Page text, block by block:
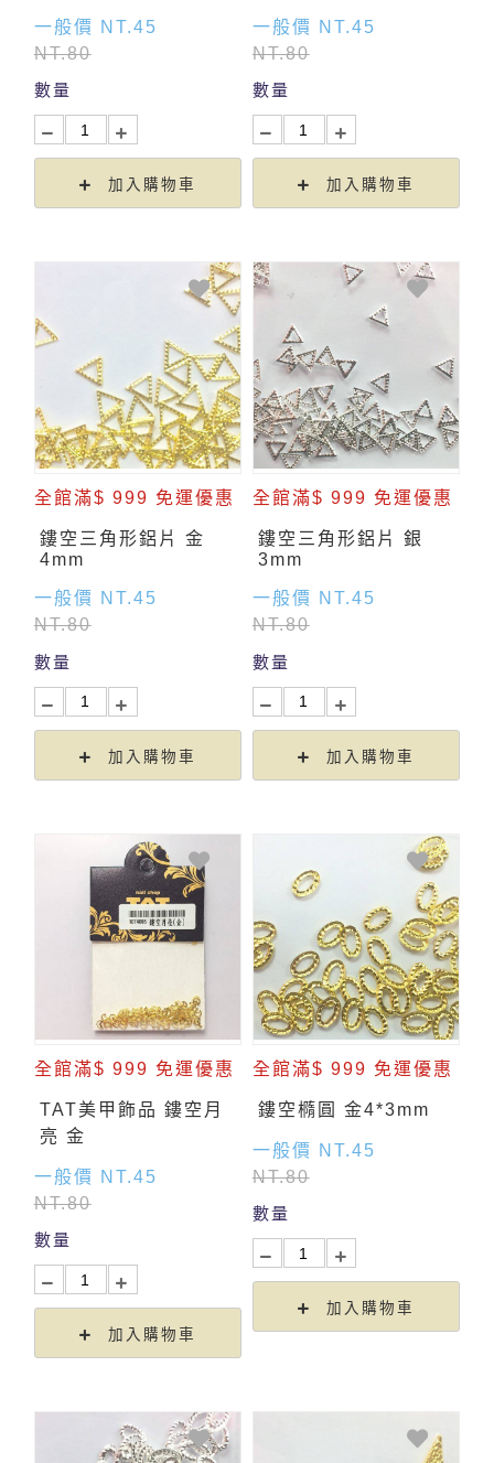
一般價 NT.45
NT.80
數量
加入購物車
一般價 NT.45
NT.80
數量
加入購物車
全館滿$ 999 免運優惠
鏤空三角形鋁片 金
4mm
一般價 NT.45
NT.80
數量
加入購物車
全館滿$ 999 免運優惠
鏤空三角形鋁片 銀
3mm
一般價 NT.45
NT.80
數量
加入購物車
全館滿$ 999 免運優惠
TAT美甲飾品 鏤空月
亮 金
一般價 NT.45
NT.80
數量
加入購物車
全館滿$ 999 免運優惠
鏤空橢圓 金4*3mm
一般價 NT.45
NT.80
數量
加入購物車